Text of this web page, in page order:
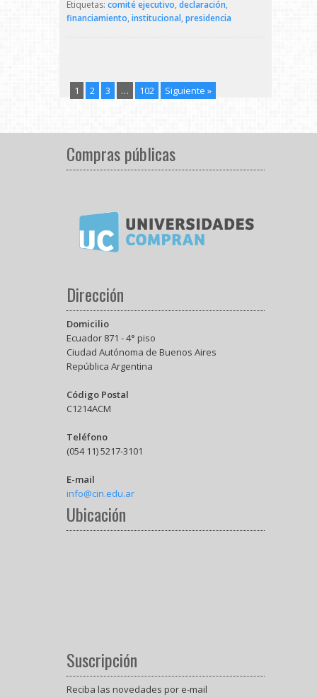
Etiquetas: comité ejecutivo, declaración,
financiamiento, institucional, presidencia
1 2 3 … 102 Siguiente »
Compras públicas
Dirección
Domicilio
Ecuador 871 - 4° piso
Ciudad Autónoma de Buenos Aires
República Argentina
Código Postal
C1214ACM
Teléfono
(054 11) 5217-3101
E-mail
info@cin.edu.ar
Ubicación
Suscripción
Reciba las novedades por e-mail